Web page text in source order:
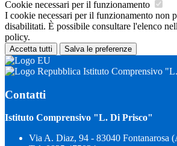
Cookie necessari per il funzionamento
I cookie necessari per il funzionamento non
disabilitati. È possibile consultare l'elenco
policy.
Accetta tutti Salva le preferenze
Istituto Comprensivo
Contatti
Istituto Comprensivo "L. Di Prisco"
Via A. Diaz, 94 - 83040 Fontanarosa